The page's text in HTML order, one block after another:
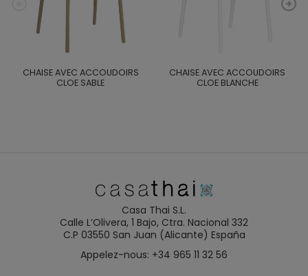
CHAISE AVEC ACCOUDOIRS
CLOE SABLE
CHAISE AVEC ACCOUDOIRS
CLOE BLANCHE
Casa Thai S.L.
Calle L’Olivera, 1 Bajo, Ctra. Nacional 332
C.P 03550 San Juan (Alicante) España
Appelez-nous: +34 965 11 32 56